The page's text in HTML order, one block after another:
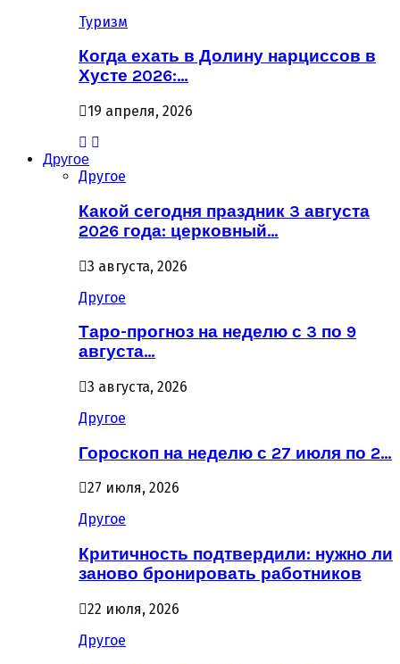
Туризм
Когда ехать в Долину нарциссов в
Хусте 2026:…
19 апреля, 2026
Другое
Другое
Какой сегодня праздник 3 августа
2026 года: церковный…
3 августа, 2026
Другое
Таро-прогноз на неделю с 3 по 9
августа…
3 августа, 2026
Другое
Гороскоп на неделю с 27 июля по 2…
27 июля, 2026
Другое
Критичность подтвердили: нужно ли
заново бронировать работников
22 июля, 2026
Другое